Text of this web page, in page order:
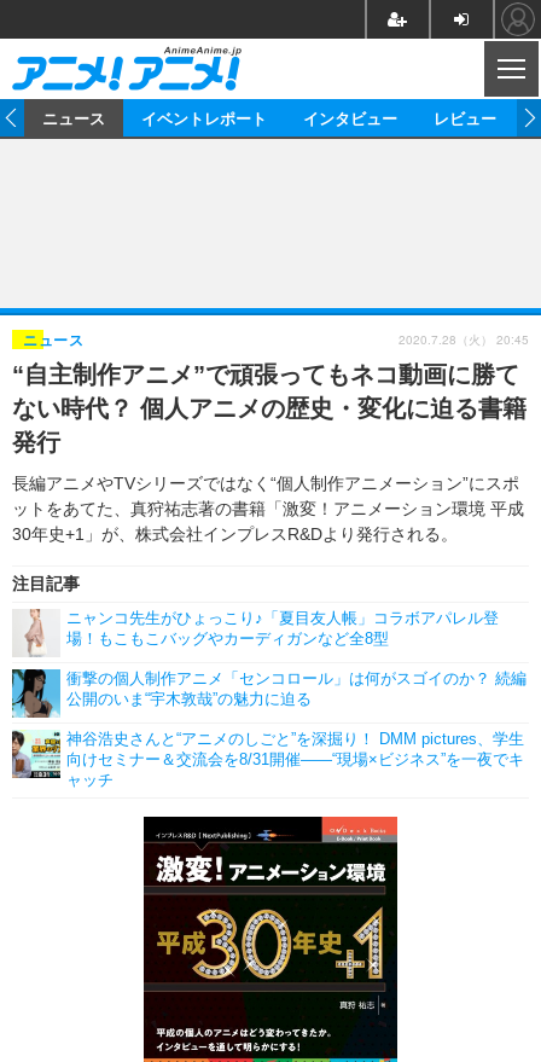
ゲーム グッズ
イベント 海外
海外イベント ビジネス
俳優・タレント アーティスト
ビジネス
アニメ 実写
書評 イベント
ゲーム 座談会
動画
アニメ！アニメ！TV ABEMA Cafe
連載・コラム
ニュース イベントレポート インタビュー レビュー
“自主制作アニメ”で頑張ってもネコ動画に勝て
ない時代？ 個人アニメの歴史・変化に迫る書籍
発行
長編アニメやTVシリーズではなく“個人制作アニメーション”にスポ
ットをあてた、真狩祐志著の書籍「激変！アニメーション環境 平成
30年史+1」が、株式会社インプレスR&Dより発行される。
ニュース
注目記事
ニャンコ先生がひょっこり♪「夏目友人帳」コラボアパレル登
場！もこもこバッグやカーディガンなど全8型
衝撃の個人制作アニメ「センコロール」は何がスゴイのか？ 続編
公開のいま“宇木敦哉”の魅力に迫る
神谷浩史さんと“アニメのしごと”を深掘り！ DMM pictures、学生
向けセミナー＆交流会を8/31開催――“現場×ビジネス”を一夜でキ
ャッチ
2020.7.28（火） 20:45